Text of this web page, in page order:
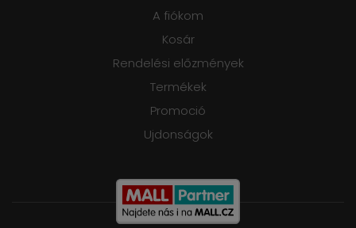
A fiókom
Kosár
Rendelési előzmények
Termékek
Promoció
Ujdonságok